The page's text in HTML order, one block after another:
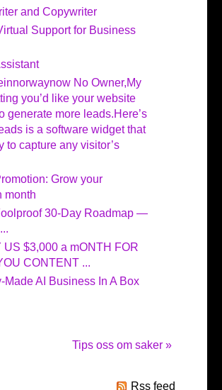
and Copywriter
Support for Business
No Owner,My
you’d like your website
generate more leads.Here’s
is a software widget that
to capture any visitor’s
Grow your
month
30-Day Roadmap —
US $3,000 a mONTH FOR
CONTENT ...
Made AI Business In A Box
Tips oss om saker »
Rss feed